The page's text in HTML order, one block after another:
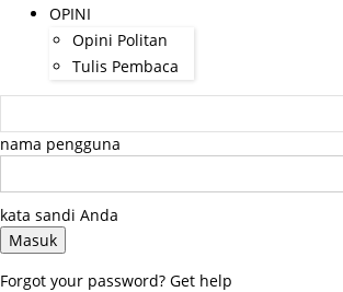
OPINI
Opini Politan
Tulis Pembaca
nama pengguna
kata sandi Anda
Forgot your password? Get help